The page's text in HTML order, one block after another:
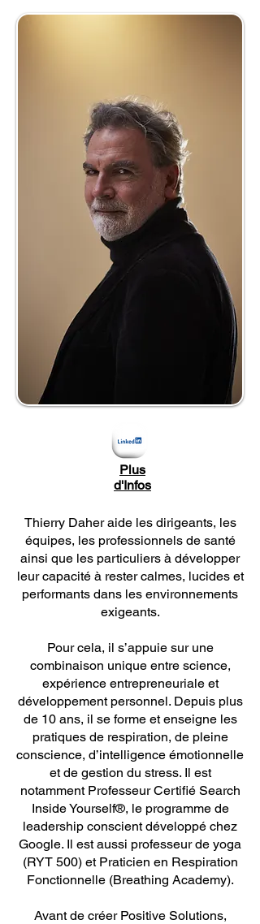
Plus
d'Infos
Thierry Daher aide les dirigeants, les
équipes, les professionnels de santé
ainsi que les particuliers à développer
leur capacité à rester calmes, lucides et
performants dans les environnements
exigeants.
Pour cela, il s’appuie sur une
combinaison unique entre science,
expérience entrepreneuriale et
développement personnel. Depuis plus
de 10 ans, il se forme et enseigne les
pratiques de respiration, de pleine
conscience, d’intelligence émotionnelle
et de gestion du stress. Il est
notamment Professeur Certifié Search
Inside Yourself®, le programme de
leadership conscient développé chez
Google. Il est aussi professeur de yoga
(RYT 500) et Praticien en Respiration
Fonctionnelle (Breathing Academy).
Avant de créer Positive Solutions,